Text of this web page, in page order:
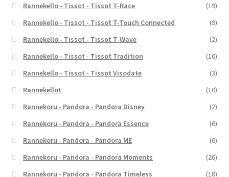
Rannekello - Tissot - Tissot T-Race
(19)
Rannekello - Tissot - Tissot T-Touch Connected
(9)
Rannekello - Tissot - Tissot T-Wave
(2)
Rannekello - Tissot - Tissot Tradition
(10)
Rannekello - Tissot - Tissot Visodate
(3)
Rannekellot
(10)
Rannekoru - Pandora - Pandora Disney
(2)
Rannekoru - Pandora - Pandora Essence
(6)
Rannekoru - Pandora - Pandora ME
(6)
Rannekoru - Pandora - Pandora Moments
(26)
Rannekoru - Pandora - Pandora Timeless
(18)